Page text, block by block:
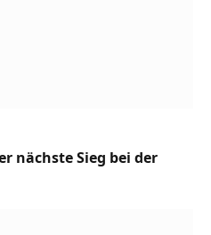
nächste Sieg bei der